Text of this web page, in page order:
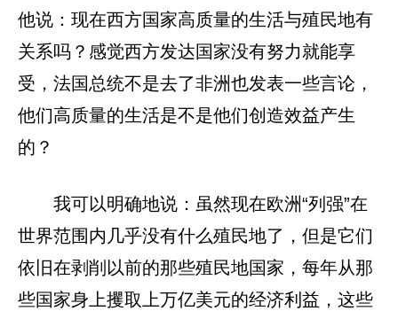
他说：现在西方国家高质量的生活与殖民地有
关系吗？感觉西方发达国家没有努力就能享
受，法国总统不是去了非洲也发表一些言论，
他们高质量的生活是不是他们创造效益产生
的？
我可以明确地说：虽然现在欧洲“列强”在
世界范围内几乎没有什么殖民地了，但是它们
依旧在剥削以前的那些殖民地国家，每年从那
些国家身上攫取上万亿美元的经济利益，这些